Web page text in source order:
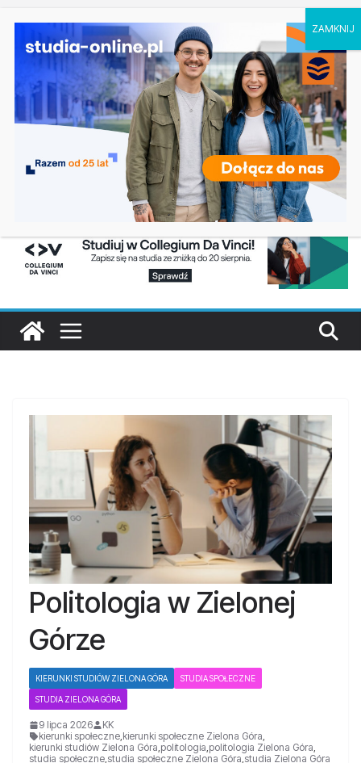
Ostatnie
wpisy:
Prawo w Łomży
Pedagogika przedszkolna i wczesnoszkolna w
Skierniewicach
Kosmetologia w Opolu
Logistyka – studia inżynierskie na Uniwersytecie
Szczecińskim
Elektroniczne przetwarzanie informacji w
Krakowie
Politologia w Zielonej
Górze
KIERUNKI STUDIÓW ZIELONA GÓRA STUDIA SPOŁECZNE
STUDIA ZIELONA GÓRA
9 lipca 2026
KK
kierunki społeczne,kierunki społeczne Zielona Góra,
kierunki studiów Zielona Góra,politologia,politologia Zielona Góra,
studia społeczne,studia społeczne Zielona Góra,studia Zielona Góra